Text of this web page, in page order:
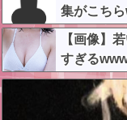
集がこち
【画像】
すぎる